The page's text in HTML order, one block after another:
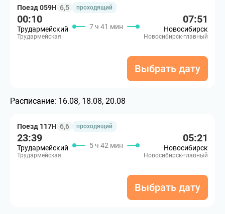
Поезд 059Н 6,5 проходящий
00:10
Трудармейский
Трудармейская
7 ч 41 мин
07:51
Новосибирск
Новосибирск-главный
Выбрать дату
Расписание: 16.08, 18.08, 20.08
Поезд 117Н 6,6 проходящий
23:39
Трудармейский
Трудармейская
5 ч 42 мин
05:21
Новосибирск
Новосибирск-главный
Выбрать дату